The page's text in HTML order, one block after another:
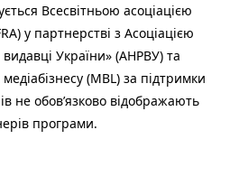
Всесвітньою асоціацією
у партнерстві з Асоціацією
України» (АНРВУ) та
(MBL) за підтримки
не обов’язково відображають
програми.